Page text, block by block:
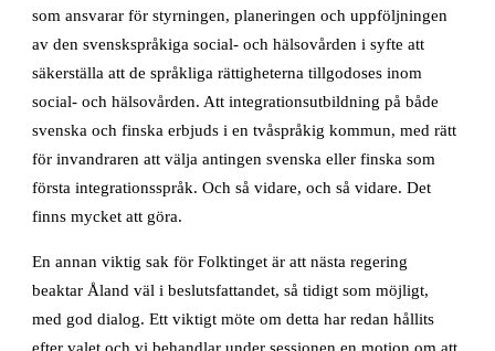
som ansvarar för styrningen, planeringen och uppföljningen
av den svenskspråkiga social- och hälsovården i syfte att
säkerställa att de språkliga rättigheterna tillgodoses inom
social- och hälsovården. Att integrationsutbildning på både
svenska och finska erbjuds i en tvåspråkig kommun, med rätt
för invandraren att välja antingen svenska eller finska som
första integrationsspråk. Och så vidare, och så vidare. Det
finns mycket att göra.
En annan viktig sak för Folktinget är att nästa regering
beaktar Åland väl i beslutsfattandet, så tidigt som möjligt,
med god dialog. Ett viktigt möte om detta har redan hållits
efter valet och vi behandlar under sessionen en motion om att